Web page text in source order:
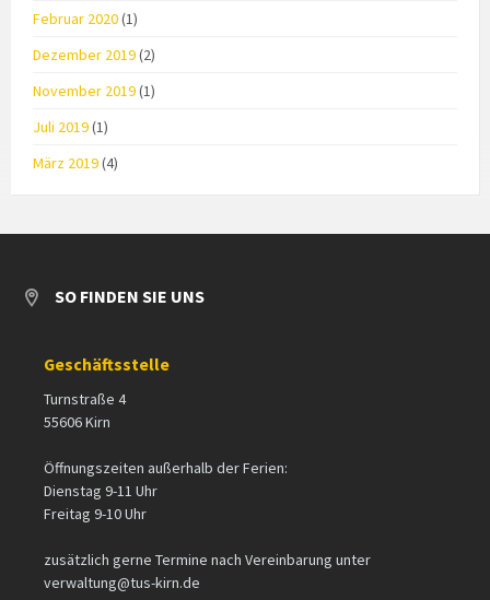
Februar 2020(1)
Dezember 2019(2)
November 2019(1)
Juli 2019(1)
März 2019(4)
SO FINDEN SIE UNS
Geschäftsstelle
Turnstraße 4
55606 Kirn
Öffnungszeiten außerhalb der Ferien:
Dienstag 9-11 Uhr
Freitag 9-10 Uhr
zusätzlich gerne Termine nach Vereinbarung unter
verwaltung@tus-kirn.de